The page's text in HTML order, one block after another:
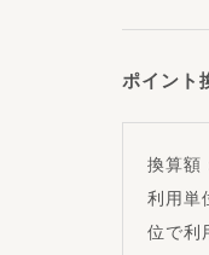
ポイント
換算額
利用単
位で利